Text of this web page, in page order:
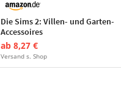
Die Sims 2: Villen- und Garten-
Accessoires
ab 8,27 €
Versand s. Shop